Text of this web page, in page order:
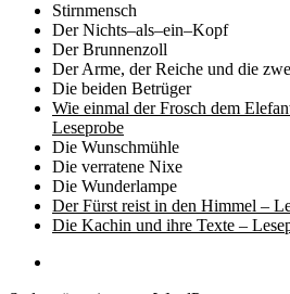
Stirnmensch
Der Nichts–als–ein–Kopf
Der Brunnenzoll
Der Arme, der Reiche und die
Die beiden Betrüger
Wie einmal der Frosch dem
Leseprobe
Die Wunschmühle
Die verratene Nixe
Die Wunderlampe
Der Fürst reist in den Himmel –
Die Kachin und ihre Texte –